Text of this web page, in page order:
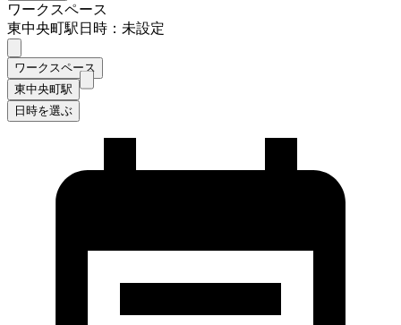
ワークスペース
東中央町駅日時：未設定
ワークスペース
東中央町駅
日時を選ぶ